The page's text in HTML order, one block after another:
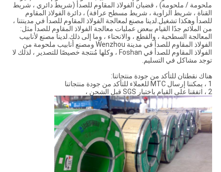
ملحومة / ملحومة) ، قضبان الفولاذ المقاوم للصدأ (شريط دائري ، شريط
القناة ، شريط الزاوية ، شريط مسطح عرافة) ، دائرة الفولاذ المقاوم
للصدأ وهكذا تشغيل.لدينا مصنع لمعالجة الفولاذ المقاوم للصدأ في مدينتنا ،
من الملائم جدًا القيام ببعض عمليات معالجة الفولاذ المقاوم للصدأ مثل:
المعالجة السطحية ، والقطع ، والانحناء ، وما إلى ذلك.لدينا مصنع لأنابيب
الفولاذ المقاوم للصدأ في مدينة Wenzhou ومصنع أنابيب ملحومة من
الفولاذ المقاوم للصدأ في Foshan ، وكلها مُنتجة خصيصًا للتصدير ، لذلك لا
توجد مشاكل في التسليم.
هناك نقطتان للتأكد من جودة منتجاتنا:
1 ، يمكننا إرسال MTC للعملاء للتأكد من جودة منتجاتنا
2 ، اتفقنا على القيام باختبار SGS قبل الشحن ،